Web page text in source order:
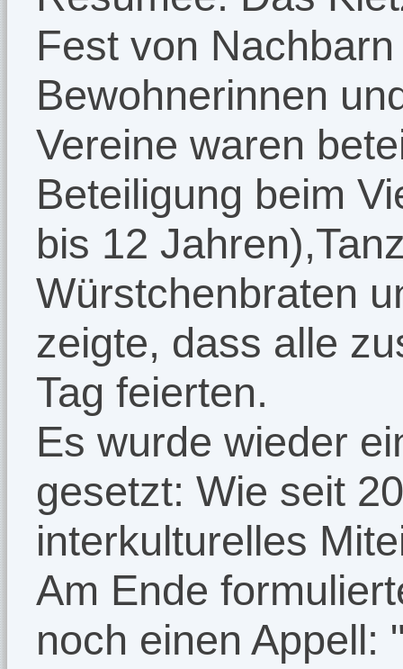
Fest von
Bewohnerinnen
Vereine waren
Beteiligung beim
bis 12
Würstchenbraten
zeigte, dass alle
Tag feierten.
Es wurde wieder
gesetzt: Wie seit
interkulturelles
Am Ende
noch einen Appell: